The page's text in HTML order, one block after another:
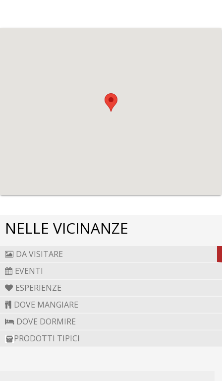
NELLE VICINANZE
DA VISITARE
EVENTI
ESPERIENZE
DOVE MANGIARE
DOVE DORMIRE
PRODOTTI TIPICI